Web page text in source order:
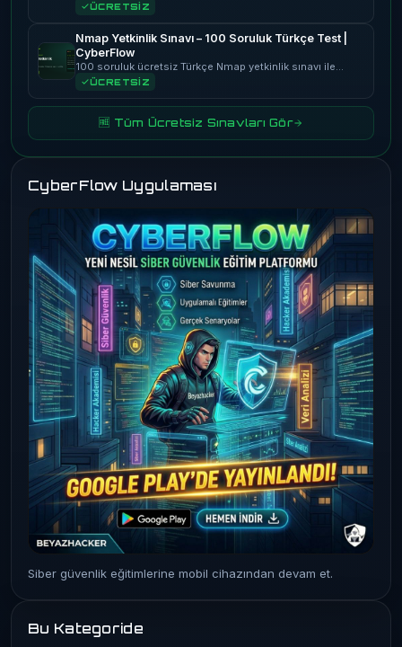
ÜCRETSİZ
Nmap Yetkinlik Sınavı – 100 Soruluk Türkçe Test |
CyberFlow
100 soruluk ücretsiz Türkçe Nmap yetkinlik sınavı ile…
ÜCRETSİZ
🆓 Tüm Ücretsiz Sınavları Gör
CyberFlow Uygulaması
Siber güvenlik eğitimlerine mobil cihazından devam et.
Bu Kategoride